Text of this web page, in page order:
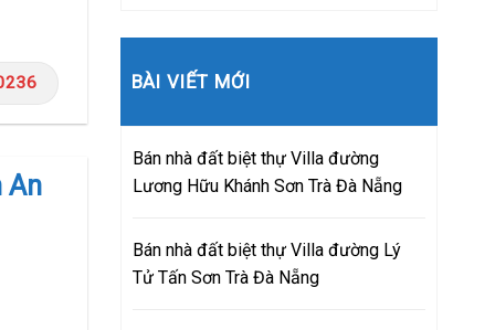
An
BÀI VIẾT MỚI
Bán nhà đất biệt thự Villa đường
Lương Hữu Khánh Sơn Trà Đà Nẵng
Bán nhà đất biệt thự Villa đường Lý
Tử Tấn Sơn Trà Đà Nẵng